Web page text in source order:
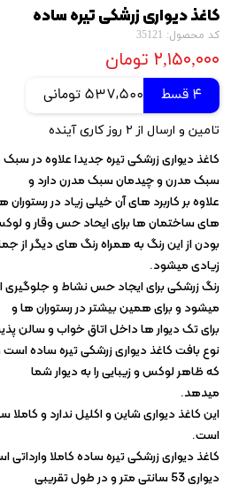
کاغذ دیواری زرشکی تیره ساده
کد محصول: 35121
۲,۱۵۰,۰۰۰ تومان
4 قسط 537,500 تومانی
تامین و ارسال از ۲ روز کاری آینده
کاغذ دیواری زرشکی تیره جدیدا علاوه در
سبک مدرن و چیدمان سبک مدرن دارد و
علاوه بر کاربرد های آن خیلی زیاد در رستوران
های ساختمان ها برای ایحاد حس وقار و
بودن از این رنگ به همراه رنگ های دیگر از
زیادی میشود.
رنگ زرشکی برای ایجاد حس نشاط و جلوگیری
میشود و برای همین بیشتر در رستوران ها و
برای تک دیوار ها داخل اتاق خواب و سالن
نوع بافت کاغذ دیواری زرشکی تیره ساده
که ظاهر لوکس و زیبایی را به دیوار شما
میدهد.
این کاغذ دیواری شاین و اکلیل ندارد و
است.
کاغذ دیواری زرشکی تیره ساده کاملا وارداتی
دیواری 53 سانتی متر و در طول تقریبی